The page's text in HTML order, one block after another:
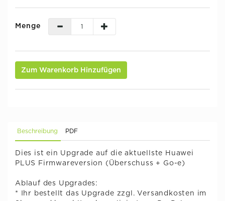
Menge
Zum Warenkorb Hinzufügen
Beschreibung PDF
Dies ist ein Upgrade auf die aktuellste Huawei
PLUS Firmwareversion (Überschuss + Go-e)
Ablauf des Upgrades:
* Ihr bestellt das Upgrade zzgl. Versandkosten im